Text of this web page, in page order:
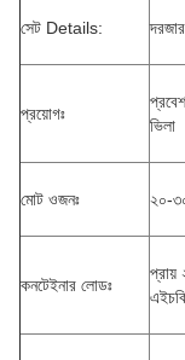
সেট Details:
প্রয়োগঃ
ভিলা
মোট ওজনঃ ২০-
কনটেইনার লোডঃ
প্রায়